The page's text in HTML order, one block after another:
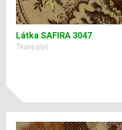
Látka SAFIRA 3047
Tkaný plyš